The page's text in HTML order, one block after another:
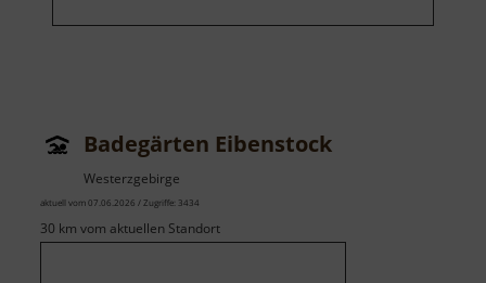
Badegärten Eibenstock
Westerzgebirge
aktuell vom 07.06.2026 / Zugriffe: 3434
30 km vom aktuellen Standort